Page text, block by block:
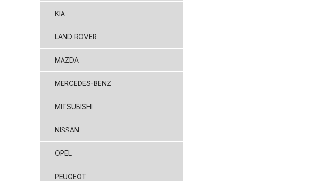
KIA
LAND ROVER
MAZDA
MERCEDES-BENZ
MITSUBISHI
NISSAN
OPEL
PEUGEOT